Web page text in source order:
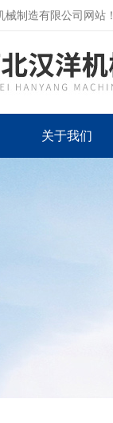
制造有限公司网站！
关于我们